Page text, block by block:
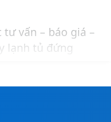
vấn – báo giá –
lạnh tủ đứng